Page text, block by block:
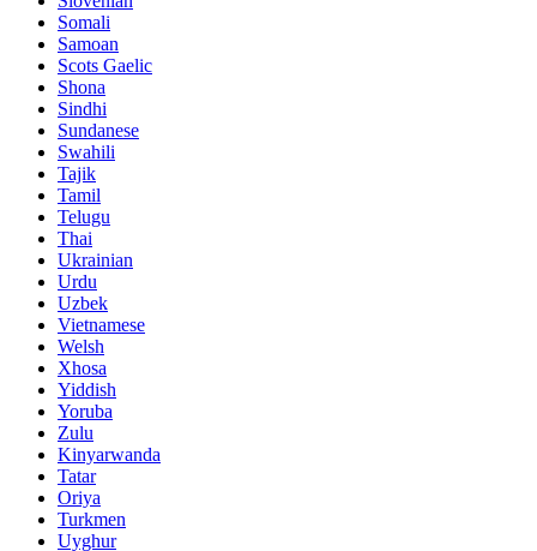
Somali
Samoan
Scots Gaelic
Shona
Sindhi
Sundanese
Swahili
Tajik
Tamil
Telugu
Thai
Ukrainian
Urdu
Uzbek
Vietnamese
Welsh
Xhosa
Yiddish
Yoruba
Zulu
Kinyarwanda
Tatar
Oriya
Turkmen
Uyghur